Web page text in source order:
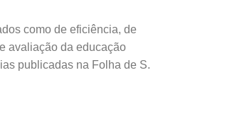
como de eficiência, de
avaliação da educação
publicadas na Folha de S.